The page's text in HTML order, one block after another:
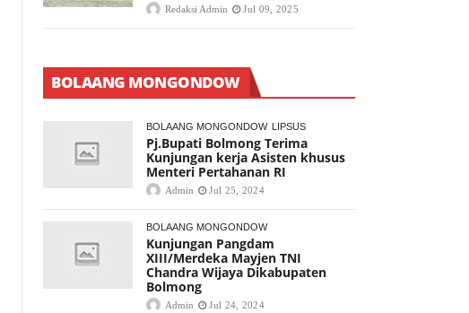
Redaksi Admin Jul 09, 2025
BOLAANG MONGONDOW
BOLAANG MONGONDOW LIPSUS
Pj.Bupati Bolmong Terima
Kunjungan kerja Asisten khusus
Menteri Pertahanan RI
Admin Jul 25, 2024
BOLAANG MONGONDOW
Kunjungan Pangdam
XIII/Merdeka Mayjen TNI
Chandra Wijaya Dikabupaten
Bolmong
Admin Jul 24, 2024